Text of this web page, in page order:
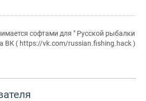
софтами для " Русской рыбалки
ВК ( https://vk.com/russian.fishing.hack )